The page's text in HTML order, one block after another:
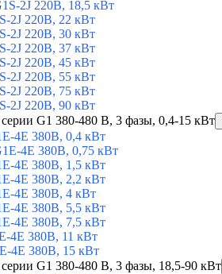
2J 220В, 18,5 кВт
2J 220В, 22 кВт
2J 220В, 30 кВт
2J 220В, 37 кВт
2J 220В, 45 кВт
2J 220В, 55 кВт
2J 220В, 75 кВт
2J 220В, 90 кВт
G1 380-480 В, 3 фазы, 0,4-15 кВт
4E 380В, 0,4 кВт
4E 380В, 0,75 кВт
4E 380В, 1,5 кВт
4E 380В, 2,2 кВт
4E 380В, 4 кВт
4E 380В, 5,5 кВт
4E 380В, 7,5 кВт
4E 380В, 11 кВт
4E 380В, 15 кВт
G1 380-480 В, 3 фазы, 18,5-90 кВт